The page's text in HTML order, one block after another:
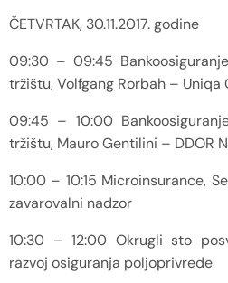
ČETVRTAK, 30.11.2017. godine
09:30 – 09:45
tržištu, Volfgang Rorbah – Uniqa
09:45 – 10:00
tržištu, Mauro Gentilini – DDOR
10:00 – 10:15 Microinsurance,
zavarovalni nadzor
10:30 – 12:00 Okrugli sto
razvoj osiguranja poljoprivrede